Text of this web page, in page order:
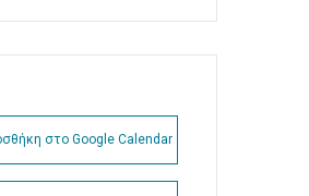
στο Google Calendar